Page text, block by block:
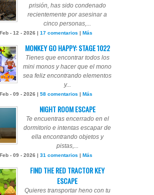
prisión, has sido condenado
recientemente por asesinar a
cinco personas,...
Feb - 12 - 2026 | 17 comentarios Más
MONKEY GO HAPPY: STAGE 1022
Tienes que encontrar todos los
mini monos y hacer que el mono
sea feliz encontrando elementos
y...
Feb - 09 - 2026 | 58 comentarios Más
NIGHT ROOM ESCAPE
Te encuentras encerrado en el
dormitorio e intentas escapar de
ella encontrando objetos y
pistas,...
Feb - 09 - 2026 | 31 comentarios Más
FIND THE RED TRACTOR KEY
ESCAPE
Quieres transportar heno con tu